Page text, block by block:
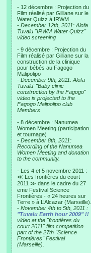
- 12 décembre : Projection du
Film réalisé par Gilliane sur le
Water Quizz à IRWM
- December 12th, 2011: Alofa
Tuvalu "IRWM Water Quizz"
video screening
- 9 décembre : Projection du
Film réalisé par Gilliane sur la
construction de la clinique
pour bébés au Fagogo
Malipolipo
- December 9th, 2011: Alofa
Tuvalu' "Baby clinic
construction by the Fagogo"
video is projected to the
Fagogo Malipolipo club
Members
- 8 décembre : Nanumea
Women Meeting (participation
et tournage)
- December 8th, 2011:
Recording of the Nanumea
Women Meeting and donation
to the community.
- Les 4 et 5 novembre 2011 :
≪ Les frontières du court
2011 ≫ dans le cadre du 27
eme Festival Science
Frontières - « 24 heures sur
Terre » à L’Alcazar (Marseille).
- November 4th to 5th, 2011 :
"Tuvalu Earth hour 2009" !!
video at the "frontières du
court 2011" film competition
part of the 27th "Science
Frontières" Festival
(Marseille).